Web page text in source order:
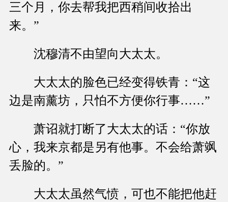
三个月，你去帮我把西稍间收拾出
来。”
沈穆清不由望向大太太。
大太太的脸色已经变得铁青：“这
边是南薰坊，只怕不方便你行事……”
萧诏就打断了大太太的话：“你放
心，我来京都是另有他事。不会给萧飒
丢脸的。”
大太太虽然气愤，可也不能把他赶